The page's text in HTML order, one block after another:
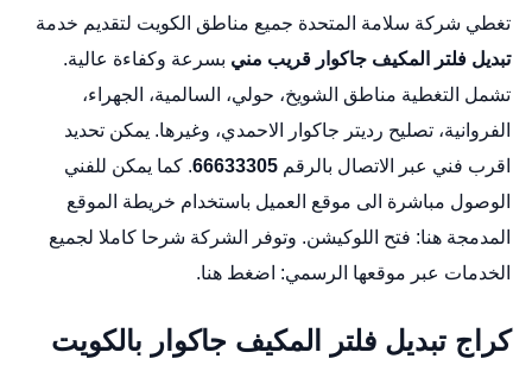
تغطي شركة سلامة المتحدة جميع مناطق الكويت لتقديم خدمة
تبديل فلتر المكيف جاكوار قريب مني بسرعة وكفاءة عالية.
تشمل التغطية مناطق الشويخ، حولي، السالمية، الجهراء،
الفروانية، تصليح رديتر جاكوار
الاحمدي، وغيرها. يمكن تحديد
اقرب فني عبر الاتصال بالرقم 66633305. كما يمكن للفني
الوصول مباشرة الى موقع العميل باستخدام خريطة الموقع
المدمجة هنا: فتح اللوكيشن. وتوفر الشركة شرحا كاملا لجميع
الخدمات عبر موقعها الرسمي: اضغط هنا.
كراج تبديل فلتر المكيف جاكوار بالكويت